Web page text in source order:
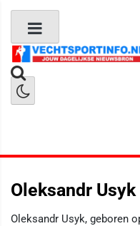
Oleksandr Usyk
Oleksandr Usyk, geboren